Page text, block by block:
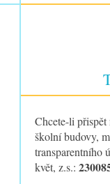
Chcete-li
školní budovy,
transparentního
květ, z.s.: